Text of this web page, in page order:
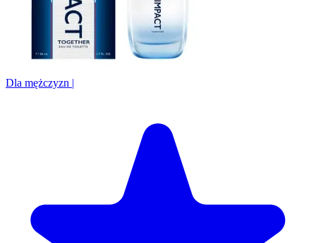
Dla mężczyzn |